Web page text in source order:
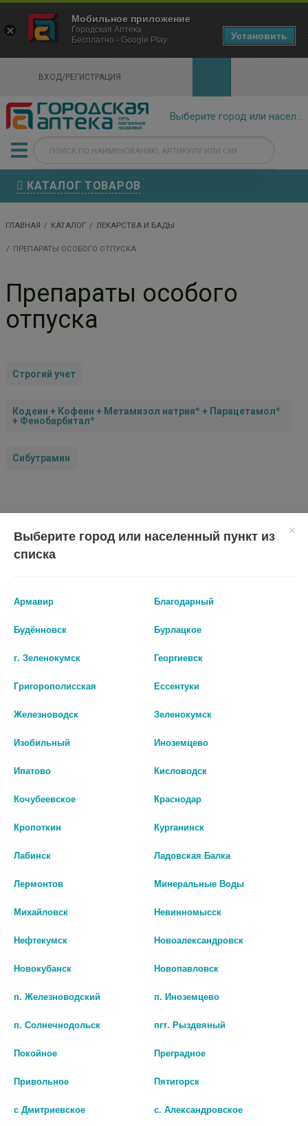
ВХОД/РЕГИСТРАЦИЯ
КАТАЛОГ ТОВАРОВ
ГЛАВНАЯ КАТАЛОГ ЛЕКАРСТВА И БАДЫ
ПРЕПАРАТЫ ОСОБОГО ОТПУСКА
Препараты особого
отпуска
Строгий учет
Кодеин + Кофеин + Метамизол натрия* + Парацетамол*
+ Фенобарбитал*
Сибутрамин
ТРАМАДОЛ 100МГ. №20 ТАБ./
ГОЛДЛАЙН ПЛЮС
ИЗВАРИНО/
0 руб.
№14
88 руб.
В КОРЗИНУ
10МГ.+158,5МГ. №60 КАПС. /
4 197 руб.
×
Городская Аптека Маркетплейс
- In Google Play
Выберите город или населенный пункт из
списка
Армавир Благодарный
Будённовск Бурлацкое
г. Зеленокумск Георгиевск
Григорополисская Ессентуки
Железноводск Зеленокумск
Изобильный Иноземцево
Ипатово Кисловодск
Кочубеевское Краснодар
Кропоткин Курганинск
Лабинск Ладовская Балка
Лермонтов Минеральные Воды
Михайловск Невинномысск
Нефтекумск Новоалександровск
Новокубанск Новопавловск
п. Железноводский п. Иноземцево
п. Солнечнодольск пгт. Рыздвяный
Покойное Преградное
Привольное Пятигорск
с Дмитриевское с. Александровское
Мобильное приложение
Городская Аптека
Бесплатно - Google Play
Установить